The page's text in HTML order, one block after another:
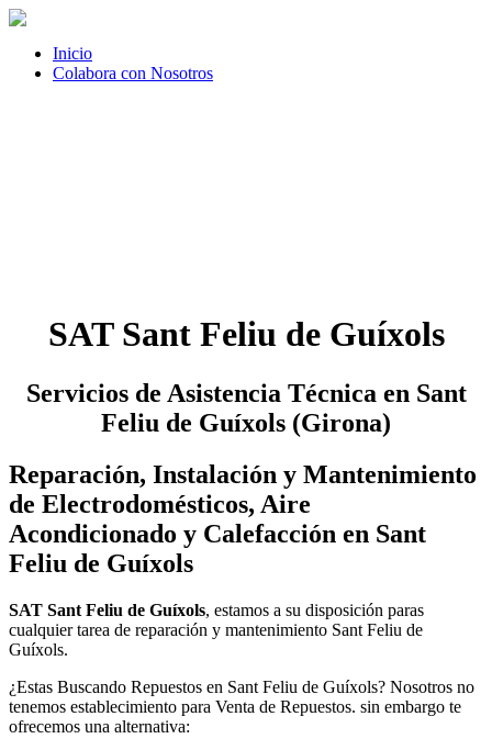
Inicio
Colabora con Nosotros
SAT Sant Feliu de Guíxols
Servicios de Asistencia Técnica en Sant
Feliu de Guíxols (Girona)
Reparación, Instalación y Mantenimiento
de Electrodomésticos, Aire
Acondicionado y Calefacción en Sant
Feliu de Guíxols
SAT Sant Feliu de Guíxols, estamos a su disposición paras
cualquier tarea de reparación y mantenimiento Sant Feliu de
Guíxols.
¿Estas Buscando Repuestos en Sant Feliu de Guíxols? Nosotros no
tenemos establecimiento para Venta de Repuestos. sin embargo te
ofrecemos una alternativa: